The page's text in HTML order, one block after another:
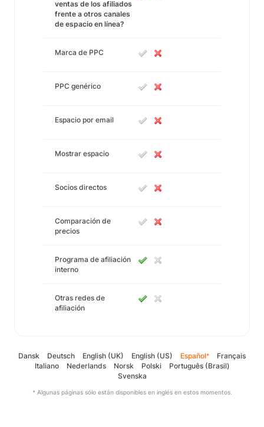
ventas de los afiliados
frente a otros canales
de espacio en línea?
Marca de PPC
PPC genérico
Espacio por email
Mostrar espacio
Socios directos
Comparación de
precios
Programa de afiliación
interno
Otras redes de
afiliación
Dansk Deutsch English (UK) English (US) Español*
Français
Italiano
Nederlands Norsk Polski
Português (Brasil)
Svenska
* Algunas páginas sólo están disponibles en inglés en estos momentos.